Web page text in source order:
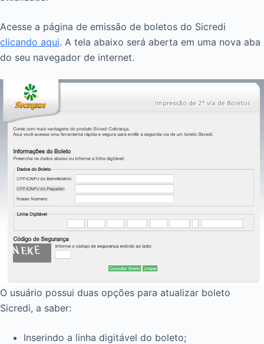
Acesse a página de emissão de boletos do Sicredi
clicando aqui. A tela abaixo será aberta em uma nova aba
do seu navegador de internet.
O usuário possui duas opções para atualizar boleto
Sicredi, a saber:
Inserindo a linha digitável do boleto;